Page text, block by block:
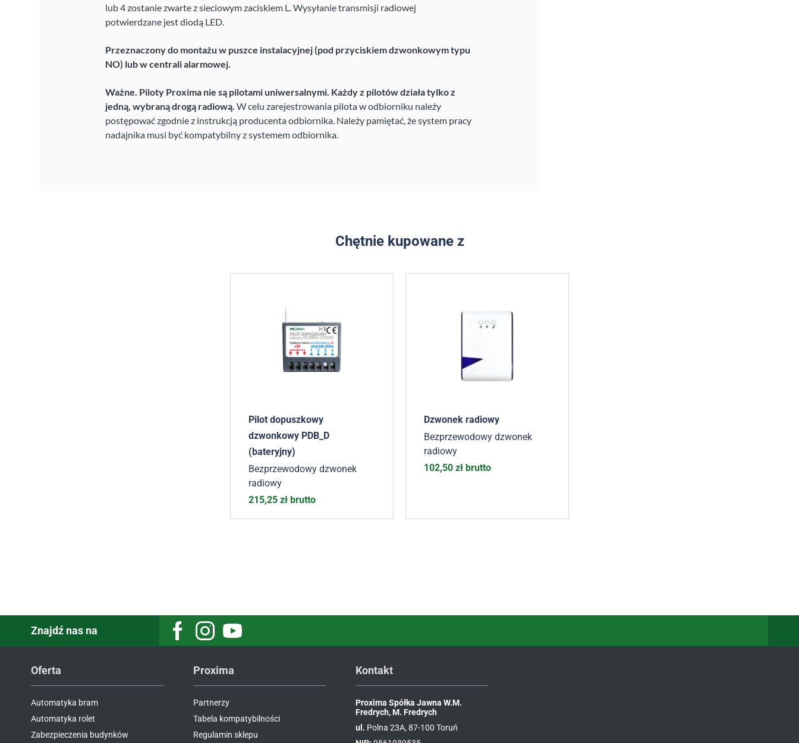
lub 4 zostanie zwarte z sieciowym zaciskiem L. Wysyłanie transmisji radiowej
potwierdzane jest diodą LED.
Przeznaczony do montażu w puszce instalacyjnej (pod przyciskiem dzwonkowym typu
NO) lub w centrali alarmowej.
Ważne. Piloty Proxima nie są pilotami uniwersalnymi. Każdy z pilotów działa tylko z
jedną, wybraną drogą radiową. W celu zarejestrowania pilota w odbiorniku należy
postępować zgodnie z instrukcją producenta odbiornika. Należy pamiętać, że system pracy
nadajnika musi być kompatybilny z systemem odbiornika.
Chętnie kupowane z
Pilot dopuszkowy
dzwonkowy PDB_D
(bateryjny)
Bezprzewodowy dzwonek
radiowy
215,25 zł brutto
Dzwonek radiowy
Bezprzewodowy dzwonek
radiowy
102,50 zł brutto
Znajdź nas na
Oferta
Automatyka bram
Automatyka rolet
Zabezpieczenia budynków
Proxima
Partnerzy
Tabela kompatybilności
Regulamin sklepu
Kontakt
Proxima Spółka Jawna W.M.
Fredrych, M. Fredrych
ul. Polna 23A, 87-100 Toruń